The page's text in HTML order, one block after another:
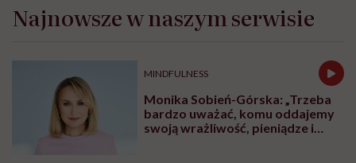
Najnowsze w naszym serwisie
MINDFULNESS
Monika Sobień-Górska: „Trzeba
bardzo uważać, komu oddajemy
swoją wrażliwość, pieniądze i